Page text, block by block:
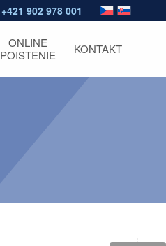
+421 902 978 001
ONLINE
POISTENIE
KONTAKT